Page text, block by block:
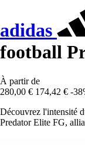
adidas
football
À partir de
280,00 € 174,42 € -
Découvrez l'intensité
Predator Elite FG,